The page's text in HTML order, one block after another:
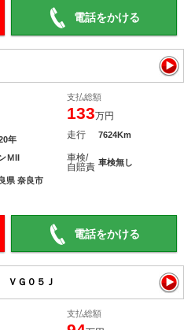
電話をかける
支払総額
133万円
年 走行 7624Km
ＭII
車検/
自賠責 車検無し
県 奈良市
電話をかける
ＶＧ０５Ｊ
支払総額